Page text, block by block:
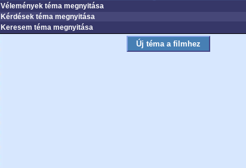
Vélemények téma megnyitása
Kérdések téma megnyitása
Keresem téma megnyitása